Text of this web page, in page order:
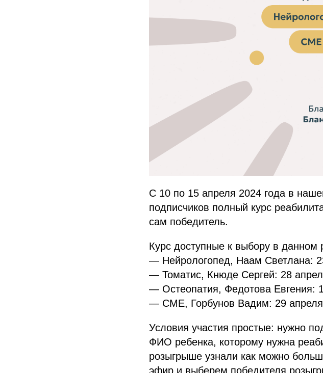
С 10 по 15 апреля 2024 года в
подписчиков полный курс
сам победитель.
Курс доступные к выбору в данном
— Нейрологопед, Наам Светлана:
— Томатис, Кнюде Сергей: 28
— Остеопатия, Федотова Евгения:
— СМЕ, Горбунов Вадим: 29
Условия участия простые: нужно
ФИО ребенка, которому нужна
розыгрыше узнали как можно
эфир и выберем победителя